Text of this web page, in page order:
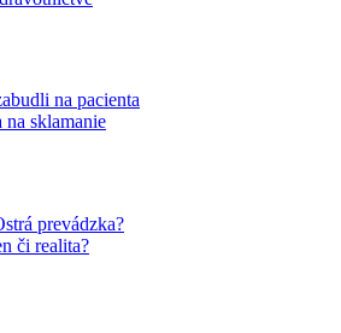
na pacienta
na sklamanie
prevádzka?
či realita?